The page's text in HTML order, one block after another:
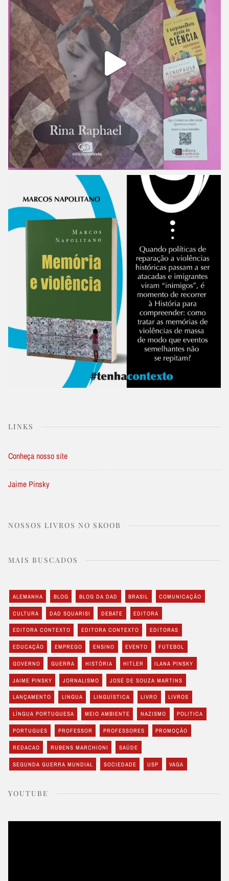
LINKS
Conheça nosso site
Jaime Pinsky
NOSSOS LIVROS NO SKOOB
MAIS BUSCADOS
ALEMANHA BLOG BLOG DA DAD BRASIL COMUNICAÇÃO
CULTURA DAD SQUARISI DEBATE EDITORA
EDITORA CONTEXTO EDITORA CONTEXTO EDITORAS
EDUCAÇÃO EMPREGO ENSINO EVENTO FUTEBOL
GOVERNO GUERRA HISTÓRIA HITLER ILANA PINSKY
JAIME PINSKY JORNALISMO JOSÉ DE SOUZA MARTINS
LANÇAMENTO LINGUA LINGUÍSTICA LIVRO LIVROS
LÍNGUA PORTUGUESA MEIO AMBIENTE NAZISMO POLITICA
PORTUGUES PROFESSOR PROFESSORES PROMOÇÃO
REDACAO RUBENS MARCHIONI SAÚDE
SEGUNDA GUERRA MUNDIAL SOCIEDADE USP VAGA
YOUTUBE